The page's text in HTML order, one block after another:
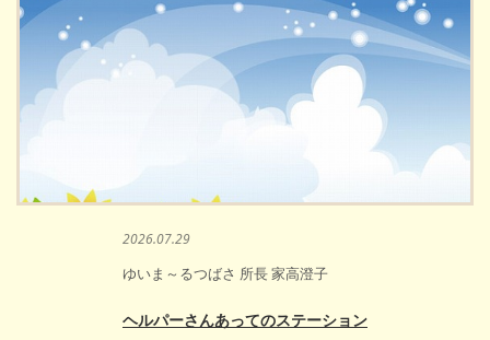
2026.07.29
ゆいま～るつばさ 所長 家高澄子
ヘルパーさんあってのステーション